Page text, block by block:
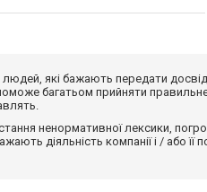
людей, які бажають передати
багатьом прийняти
ненормативної лексики,
діяльність компанії і / або